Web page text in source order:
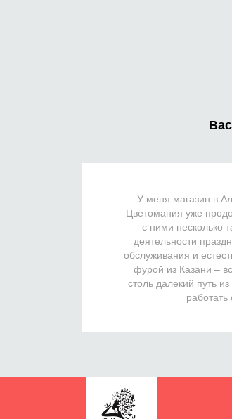
У меня магазин в
Цветомания уже
с ними несколько
деятельности
обслуживания и
фурой из Казани –
столь далекий путь